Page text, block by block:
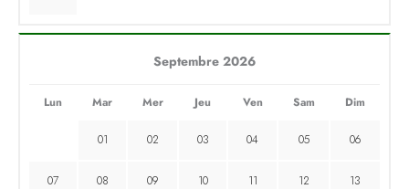
Septembre 2026
Lun Mar Mer Jeu Ven Sam Dim
01 02 03 04 05 06
07 08 09 10 11 12 13